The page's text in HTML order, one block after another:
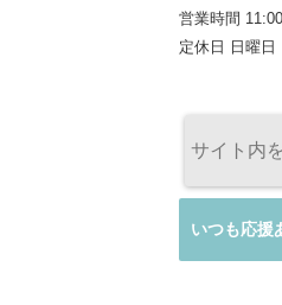
営業時間
定休日 日曜日
いつも応援